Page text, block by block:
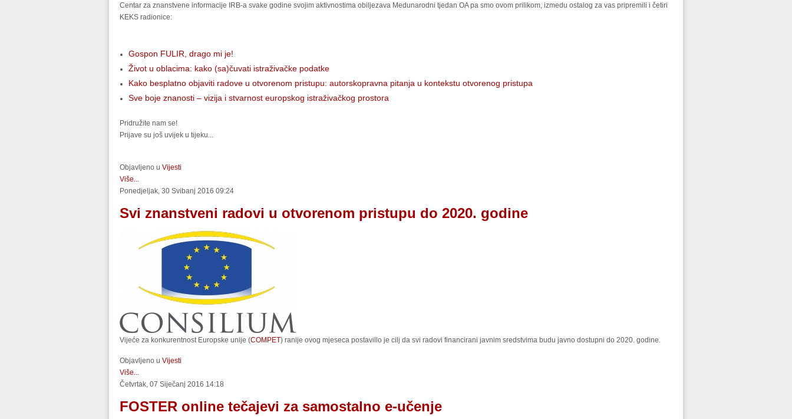
Centar za znanstvene informacije IRB-a svake godine svojim aktivnostima obiljezava Medunarodni tjedan OA pa smo ovom prilikom, izmedu ostalog za vas pripremili i četiri
KEKS radionice:
Gospon FULIR, drago mi je!
Život u oblacima: kako (sa)čuvati istraživačke podatke
Kako besplatno objaviti radove u otvorenom pristupu: autorskopravna pitanja u kontekstu otvorenog pristupa
Sve boje znanosti – vizija i stvarnost europskog istraživačkog prostora
Pridružite nam se!
Prijave su još uvijek u tijeku...
Objavljeno u Vijesti
Više...
Ponedjeljak, 30 Svibanj 2016 09:24
Svi znanstveni radovi u otvorenom pristupu do 2020. godine
Vijeće za konkurentnost Europske unije (COMPET) ranije ovog mjeseca postavillo je cilj da svi radovi financirani javnim sredstvima budu javno dostupni do 2020. godine.
Objavljeno u Vijesti
Više...
Četvrtak, 07 Siječanj 2016 14:18
FOSTER online tečajevi za samostalno e-učenje